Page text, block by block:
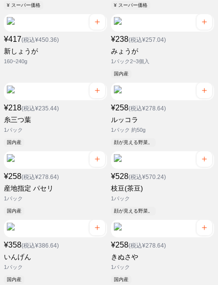
¥ スーパー価格 ¥ スーパー価格
¥417(税込¥450.36)
新しょうが
160~240g
¥238(税込¥257.04)
みょうが
1パック2~3個入
国内産
¥218(税込¥235.44)
糸三つ葉
1パック
国内産
¥258(税込¥278.64)
ルッコラ
1パック 約50g
顔が見える野菜。
¥258(税込¥278.64)
産地指定 パセリ
1パック
国内産
¥528(税込¥570.24)
枝豆(茶豆)
1パック
顔が見える野菜。
¥358(税込¥386.64)
いんげん
1パック
国内産
¥258(税込¥278.64)
きぬさや
1パック
国内産